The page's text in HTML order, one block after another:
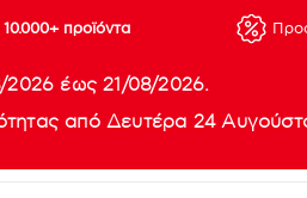
10.000+ προϊόντα
2026 έως 21/08/2026.
από Δευτέρα 24